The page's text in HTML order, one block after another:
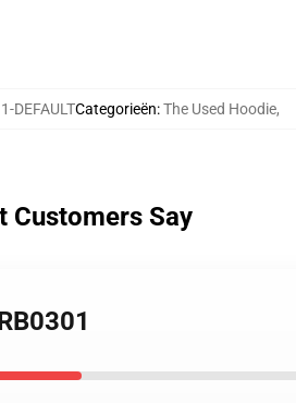
DEFAULTCategorieën:The Used Hoodie,
Customers Say